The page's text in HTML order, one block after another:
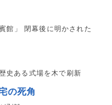
館」 閉幕後に明かされた
史ある式場を木で刷新
の死角